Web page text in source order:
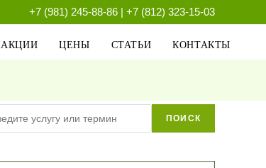
+7 (981) 245-88-86 | +7 (812) 323-15-03
АКЦИИ ЦЕНЫ СТАТЬИ КОНТАКТЫ
ПОИСК